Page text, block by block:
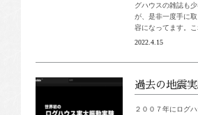
グハウスの雑誌も
が、是非一度手に
容になってます。
2022.4.15
過去の地震
２００７年にログ